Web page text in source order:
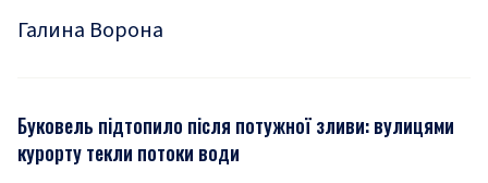
Галина Ворона
Буковель підтопило після потужної зливи: вулицями
курорту текли потоки води